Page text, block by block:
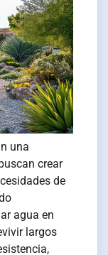
una
crear
de
agua en
largos